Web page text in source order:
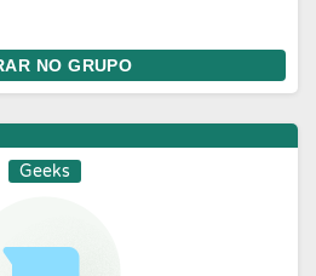
NO GRUPO
Geeks